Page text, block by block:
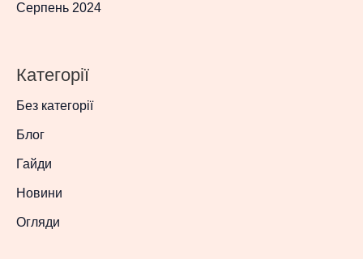
Серпень 2024
Категорії
Без категорії
Блог
Гайди
Новини
Огляди